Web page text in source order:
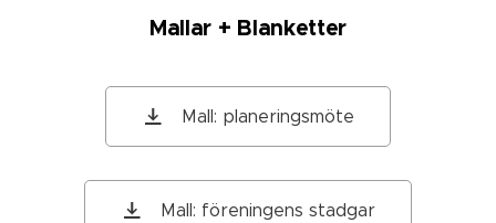
Mallar + Blanketter
Mall: planeringsmöte
Mall: föreningens stadgar